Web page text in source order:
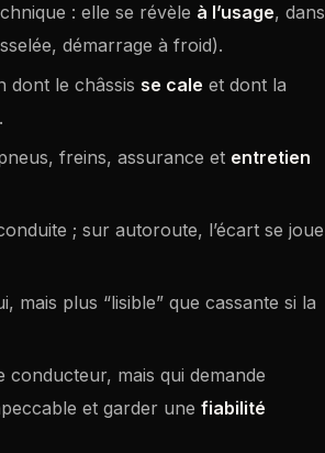
: elle se révèle à l’usage, dans
démarrage à froid).
dont le châssis se cale et dont la
freins, assurance et entretien
; sur autoroute, l’écart se joue
plus “lisible” que cassante si la
conducteur, mais qui demande
et garder une fiabilité